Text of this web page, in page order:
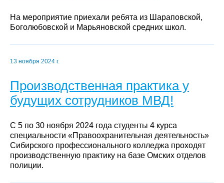
На мероприятие приехали ребята из Шараповской,
Боголюбовской и Марьяновской средних школ.
13 ноября 2024 г.
Производственная практика у
будущих сотрудников МВД!
С 5 по 30 ноября 2024 года студенты 4 курса
специальности «Правоохранительная деятельность»
Сибирского профессионального колледжа проходят
производственную практику на базе Омских отделов
полиции.